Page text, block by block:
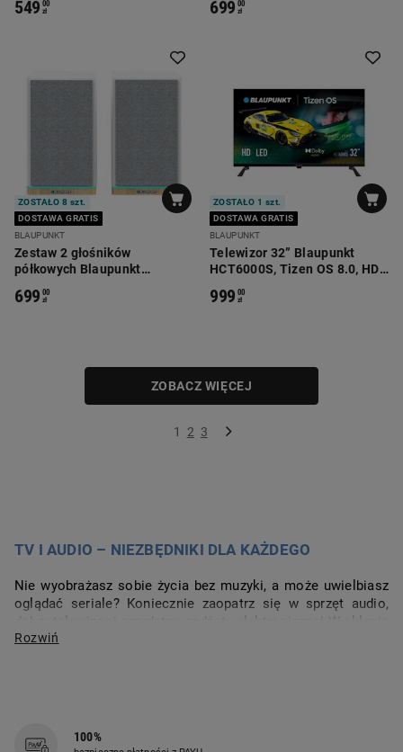
549 00
zł 699 00
zł
ZOSTAŁO 8 szt.
DOSTAWA GRATIS
BLAUPUNKT
Zestaw 2 głośników
półkowych Blaupunkt
699 00
zł
ZOSTAŁO 1 szt.
DOSTAWA GRATIS
BLAUPUNKT
Telewizor 32” Blaupunkt
HCT6000S, Tizen OS 8.0, HD,
999 00
zł
ZOBACZ WIĘCEJ
1 2 3
TV I AUDIO – NIEZBĘDNIKI DLA KAŻDEGO
Nie wyobrażasz sobie życia bez muzyki, a może uwielbiasz
oglądać seriale? Koniecznie zaopatrz się w sprzęt audio,
dobry telewizor i przydatne gadżety elektroniczne! W sklepie
internetowym Biedronka Home znajdziesz wygodne
Sprzęt audio to jeden z podstawowych elementów
100%